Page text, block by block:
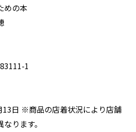
めの本
1
13日 ※商品の店着状況により店舗
ります。